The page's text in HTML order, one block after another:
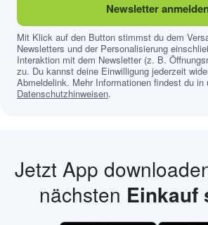
Newsletter
Mit Klick auf den Button stimmst du dem
Newsletters und der Personalisierung
Interaktion mit dem Newsletter (z. B.
zu. Du kannst deine Einwilligung jederzeit
Abmeldelink. Mehr Informationen findest du in
Datenschutzhinweisen.
Jetzt App
nächsten Einkauf